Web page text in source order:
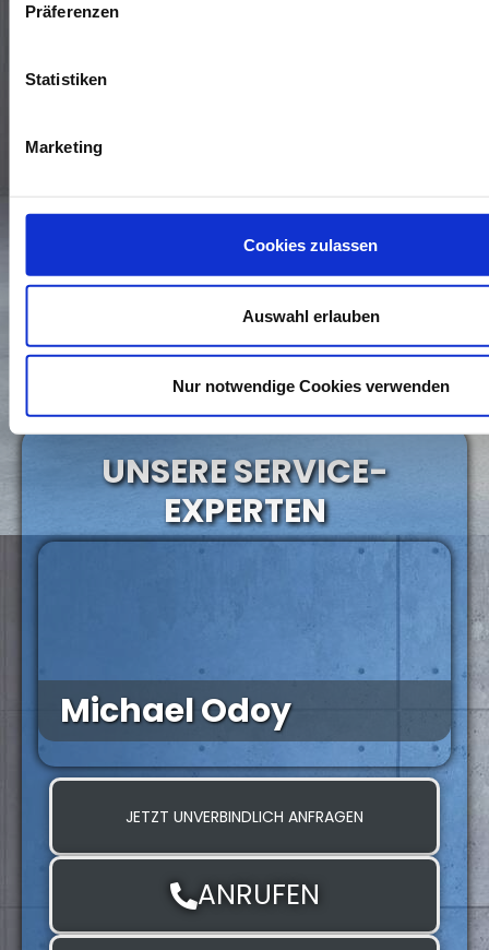
Präferenzen
Statistiken
Marketing
Cookies zulassen
Auswahl erlauben
Nur notwendige Cookies verwenden
UNSERE SERVICE-
EXPERTEN
Michael Odoy
JETZT UNVERBINDLICH ANFRAGEN
ANRUFEN
Angaben machen Sie auf freiwilliger Basis. Zur Bearbeitung
Sie uns in dem Kontaktformular zur Verfügung stellen. Wenn
Sie wissen möchten, wie wir mit Ihren personenbezogenen
Daten umgehen, können Sie dies in unsererDaten­schutz­
erklärungnachlesen.